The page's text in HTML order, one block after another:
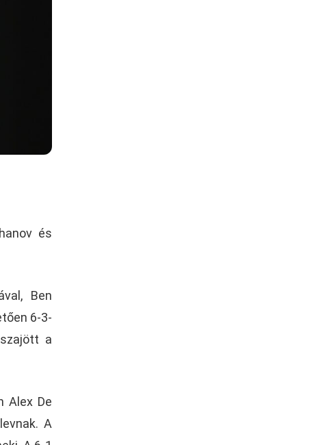
és
Ben
6-3-
a
Alex De
A